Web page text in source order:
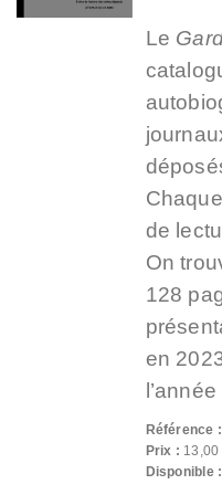
Le
de
On
128
en
l’année
Référence :
Prix : 13,00
Disponible :